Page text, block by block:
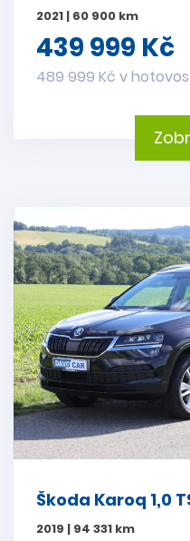
2021 | 60 900 km
439 999 Kč
489 999 Kč v
Škoda Karoq 1,0
2019 | 94 331 km